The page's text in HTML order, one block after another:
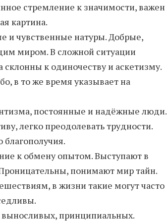
стремление к значимости, важен
картина.
и чувственные натуры. Добрые,
миром. В сложной ситуации
склонны к одиночеству и аскетизму.
в то же время указывает на
постоянные и надёжные люди.
легко преодолевать трудности.
к обмену опытом. Выступают в
понимают мир тайн.
в жизни такие могут часто
выносливых, принципиальных.